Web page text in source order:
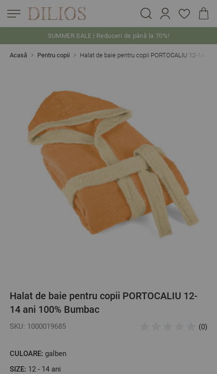
SUMMER SALE | Reduceri de până la 70%!
Acasă Pentru copii Halat de baie pentru copii PORTOCALIU 12-14 ani
Halat de baie pentru copii PORTOCALIU 12-
14 ani 100% Bumbac
SKU: 1000019685 (0)
CULOARE: galben
SIZE: 12 - 14 ani